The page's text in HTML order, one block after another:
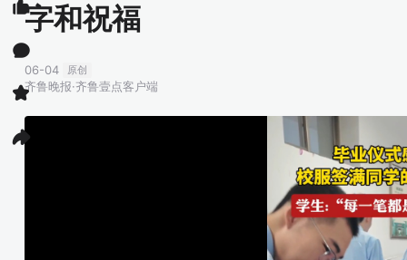
字和祝福
06-04 原创
齐鲁晚报·齐鲁壹点客户端